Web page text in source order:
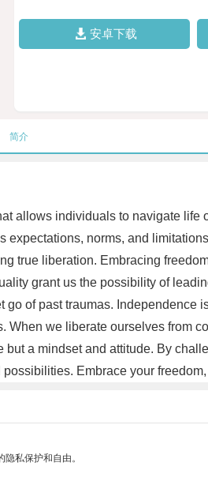
安卓下载
简介
allows individuals to navigate
expectations, norms, and
true liberation. Embracing
grant us the possibility of
of past traumas. Independence
When we liberate ourselves from
a mindset and attitude. By
Embrace your
私保护和自由。